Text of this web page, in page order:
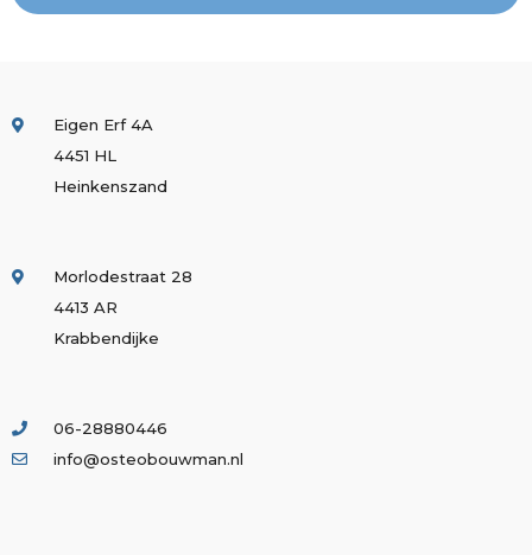
Eigen Erf 4A
4451 HL
Heinkenszand
Morlodestraat 28
4413 AR
Krabbendijke
06-28880446
info@osteobouwman.nl